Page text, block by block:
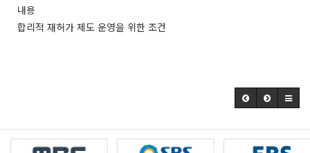
내용
합리적 재허가 제도 운영을 위한 조건